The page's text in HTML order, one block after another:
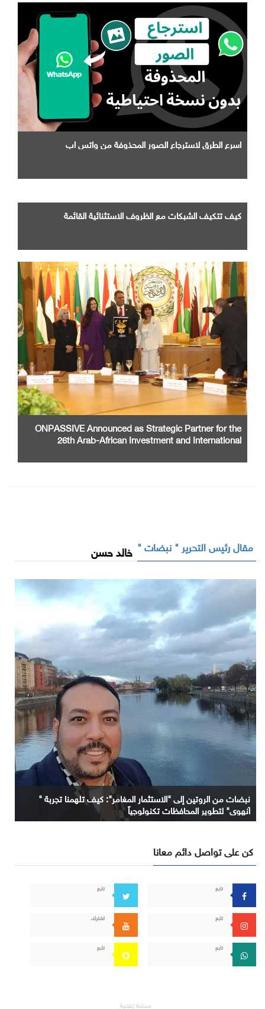
اسرع الطرق لاسترجاع الصور المحذوفة من واتس اب
كيف تتكيف الشبكات مع الظروف الاستثنائية القائمة
ONPASSIVE Announced as Strategic Partner for the
26th Arab-African Investment and International
مقال رئيس التحرير " نبضات " خالد حسن
نبضات من الروتين إلى "الاستثمار المغامر": كيف تلهمنا تجربة "
آنهوي" لتطوير المحافظات تكنولوجياً
كن على تواصل دائم معانا
تابع تابع
تابع اشترك
تابع تابع
مساحة إعلانية